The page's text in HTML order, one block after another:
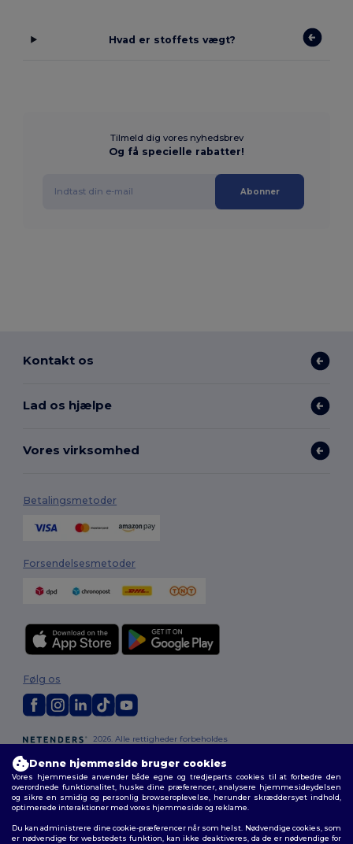
Hvad er stoffets vægt?
Tilmeld dig vores nyhedsbrev
Og få specielle rabatter!
Abonner
Kontakt os
Lad os hjælpe
Vores virksomhed
Betalingsmetoder
Forsendelsesmetoder
2026. Alle rettigheder forbeholdes
cookies|Sitemap
Følg os
Denne hjemmeside bruger cookies
Vores hjemmeside anvender både egne og tredjeparts cookies til at forbedre den
overordnede funktionalitet, huske dine præferencer, analysere hjemmesideydelsen
og sikre en smidig og personlig browseroplevelse, herunder skræddersyet indhold,
optimerede interaktioner med vores hjemmeside og reklame.
Du kan administrere dine cookie-præferencer når som helst. Nødvendige cookies, som
er nødvendige for webstedets funktion, kan ikke deaktiveres, da de er nødvendige for